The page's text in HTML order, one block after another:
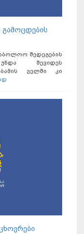
შედეგების
შევიდეს
ველში კი